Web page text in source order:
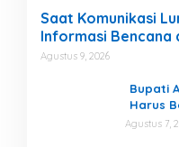
Saat Komunikasi
Informasi Bencana
Agustus 9, 2026
Bupati
Harus
Agustus 7,